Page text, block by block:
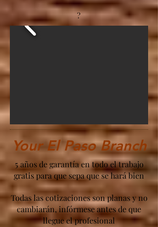
?
Your El Paso Branch
5 años de garantía en todo el trabajo
gratis para que sepa que se hará bien
Todas las cotizaciones son planas y no
cambiarán, infórmese antes de que
llegue el profesional